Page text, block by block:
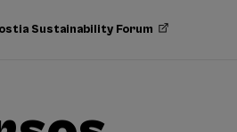
Sustainability Forum